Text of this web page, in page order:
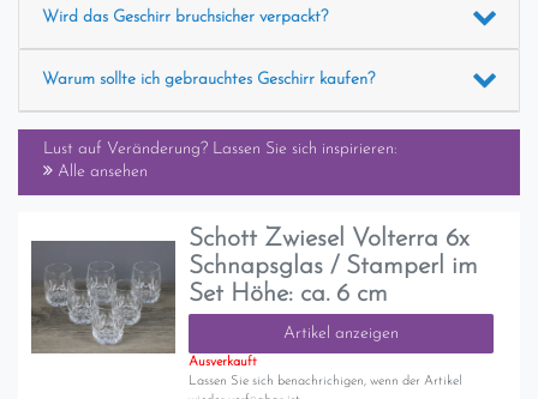
Wird das Geschirr bruchsicher verpackt?
Warum sollte ich gebrauchtes Geschirr kaufen?
Lust auf Veränderung? Lassen Sie sich inspirieren:
Alle ansehen
Schott Zwiesel Volterra 6x
Schnapsglas / Stamperl im
Set Höhe: ca. 6 cm
Artikel anzeigen
Ausverkauft
Lassen Sie sich benachrichigen, wenn der Artikel